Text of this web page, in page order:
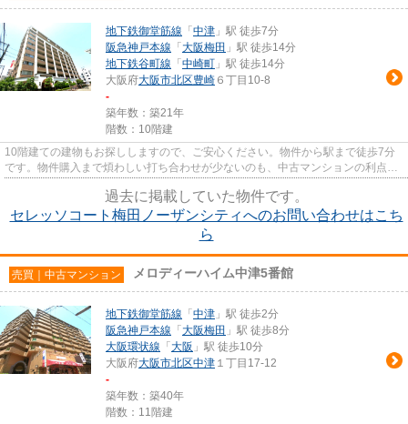
地下鉄御堂筋線 「 中津 」駅 徒歩7分
阪急神戸本線 「 大阪梅田 」駅 徒歩14分
地下鉄谷町線 「 中崎町 」駅 徒歩14分
大阪府大阪市北区豊崎 ６丁目10-8
-
築年数：築21年
階数：10階建
10階建ての建物もお探ししますので、ご安心ください。物件から駅まで徒歩7分
です。物件購入まで煩わしい打ち合わせが少ないのも、中古マンションの利点で
過去に掲載していた物件です。
セレッソコート梅田ノーザンシティへのお問い合わせはこち
ら
売買｜中古マンション メロディーハイム中津5番館
地下鉄御堂筋線 「 中津 」駅 徒歩2分
阪急神戸本線 「 大阪梅田 」駅 徒歩8分
大阪環状線 「 大阪 」駅 徒歩10分
大阪府大阪市北区中津 １丁目17-12
-
築年数：築40年
階数：11階建